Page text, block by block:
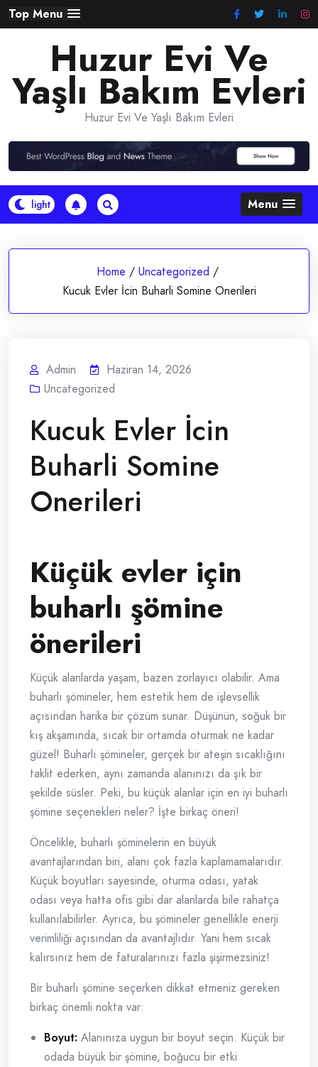
Skip
to
Top Menu
Huzur Evi Ve
Yaşlı Bakım Evleri
Huzur Evi Ve Yaşlı Bakım Evleri
Menu
Home / Uncategorized /
Kucuk Evler İcin Buharli Somine Onerileri
Admin
Haziran 14, 2026
Uncategorized
Kucuk Evler İcin
Buharli Somine
Onerileri
Küçük evler için
buharlı şömine
önerileri
Küçük alanlarda yaşam, bazen zorlayıcı olabilir. Ama
buharlı şömineler, hem estetik hem de işlevsellik
açısından harika bir çözüm sunar. Düşünün, soğuk bir
kış akşamında, sıcak bir ortamda oturmak ne kadar
güzel! Buharlı şömineler, gerçek bir ateşin sıcaklığını
taklit ederken, aynı zamanda alanınızı da şık bir
şekilde süsler. Peki, bu küçük alanlar için en iyi buharlı
şömine seçenekleri neler? İşte birkaç öneri!
Öncelikle, buharlı şöminelerin en büyük
avantajlarından biri, alanı çok fazla kaplamamalarıdır.
Küçük boyutları sayesinde, oturma odası, yatak
odası veya hatta ofis gibi dar alanlarda bile rahatça
kullanılabilirler. Ayrıca, bu şömineler genellikle enerji
verimliliği açısından da avantajlıdır. Yani hem sıcak
kalırsınız hem de faturalarınızı fazla şişirmezsiniz!
Bir buharlı şömine seçerken dikkat etmeniz gereken
birkaç önemli nokta var:
Boyut: Alanınıza uygun bir boyut seçin. Küçük bir
odada büyük bir şömine, boğucu bir etki